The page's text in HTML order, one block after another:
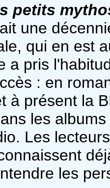
petits
une
qui en est
a pris
: en
à présent la
les
Les
les